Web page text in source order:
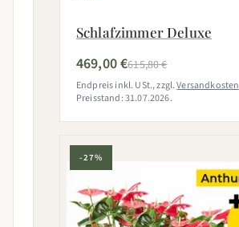
Schlafzimmer Deluxe
469,00 €615,80 €
Endpreis inkl. USt., zzgl.Versandkosten
Preisstand: 31.07.2026.
-27%